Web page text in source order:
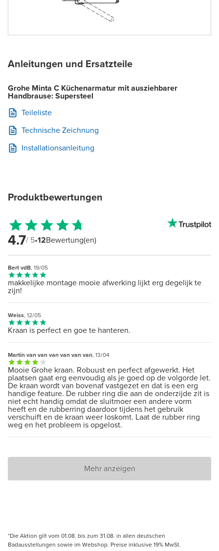
Anleitungen und Ersatzteile
Grohe Minta C Küchenarmatur mit ausziehbarer
Handbrause: Supersteel
Teileliste
Technische Zeichnung
Installationsanleitung
Produktbewertungen
4.7/ 5•12Bewertung(en)
Bert vdB, 19/05
makkelijke montage mooie afwerking lijkt erg degelijk te
zijn!
Weiss, 12/05
Kraan is perfect en goe te hanteren.
Martin van van van van van van, 13/04
Mooie Grohe kraan. Robuust en perfect afgewerkt. Het
plaatsen gaat erg eenvoudig als je goed op de volgorde let.
De kraan wordt van bovenaf vastgezet en dat is een erg
handige feature. De rubber ring die aan de onderzijde zit is
niet echt handig omdat de sluitmoer een andere vorm
heeft en de rubberring daardoor tijdens het gebruik
verschuift en de kraan weer loskomt. Laat de rubber ring
weg en het probleem is opgelost.
Mehr anzeigen
*Die Aktion gilt vom 01.08. bis zum 31.08. in allen deutschen
Badausstellungen sowie im Webshop. Preise inklusive 19% MwSt.